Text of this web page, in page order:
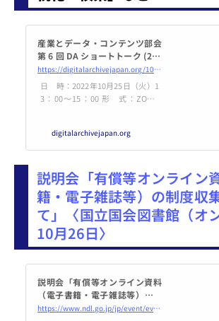
産業とデータ・コンテンツ部会
第 6 回 DA ショートトーク (202
2/10/25)
https://digitalarchivejapan.org/10220/
日 時：2022年10月25日（火）1
3：00～15：00 形 式：ZOOM
ログラム (予定) 司会：柴野京子氏
（上智大学教授、デジタルアーカ
読む 産業とデータ・コンテンツ部
会第 6 回 DA
digitalarchivejapan.org
説明会「有償等オンライン
籍・電子雑誌等）の制度収
て」〈国立国会図書館（オ
10月26日〉
説明会「有償等オンライン資料
（電子書籍・電子雑誌等）の制
度収集開始について」｜国立国
https://www.ndl.go.jp/jp/event/events/online_20221026.html